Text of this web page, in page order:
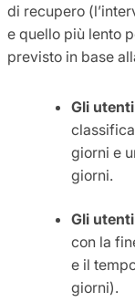
di recupero
e quello più lento
previsto in base
Gli
giorni e
giorni.
Gli utenti
con la
e il
giorni).